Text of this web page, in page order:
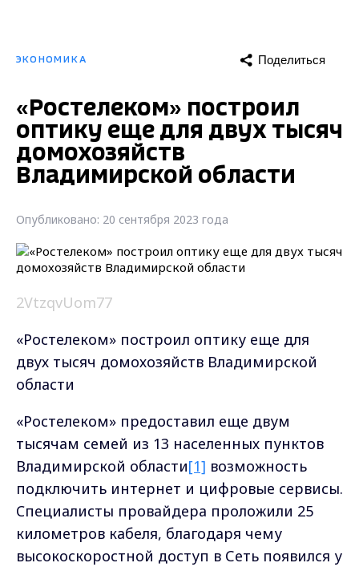
ЭКОНОМИКА Поделиться
«Ростелеком» построил
оптику еще для двух тысяч
домохозяйств
Владимирской области
Опубликовано: 20 сентября 2023 года
2VtzqvUom77
«Ростелеком» построил оптику еще для
двух тысяч домохозяйств Владимирской
области
«Ростелеком» предоставил еще двум
тысячам семей из 13 населенных пунктов
Владимирской области[1] возможность
подключить интернет и цифровые сервисы.
Cпециалисты провайдера проложили 25
километров кабеля, благодаря чему
высокоскоростной доступ в Сеть появился у